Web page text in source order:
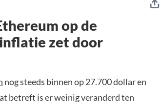
op de
zet door
nog steeds binnen op 27.700 dollar en
betreft is er weinig veranderd ten